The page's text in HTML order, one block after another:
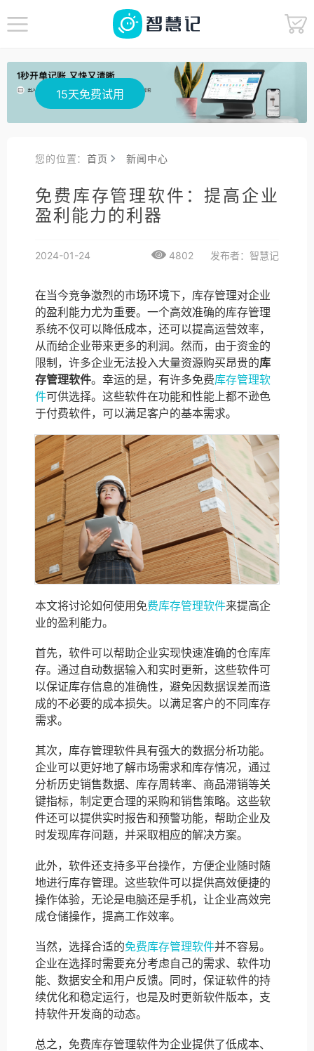
15天免费试用
您的位置：首页 新闻中心
免费库存管理软件：提高企业
盈利能力的利器
2024-01-24 4802 发布者：智慧记
在当今竞争激烈的市场环境下，库存管理对企业
的盈利能力尤为重要。一个高效准确的库存管理
系统不仅可以降低成本，还可以提高运营效率，
从而给企业带来更多的利润。然而，由于资金的
限制，许多企业无法投入大量资源购买昂贵的库
存管理软件。幸运的是，有许多免费库存管理软
件可供选择。这些软件在功能和性能上都不逊色
于付费软件，可以满足客户的基本需求。
本文将讨论如何使用免费库存管理软件来提高企
业的盈利能力。
首先，软件可以帮助企业实现快速准确的仓库库
存。通过自动数据输入和实时更新，这些软件可
以保证库存信息的准确性，避免因数据误差而造
成的不必要的成本损失。以满足客户的不同库存
需求。
其次，库存管理软件具有强大的数据分析功能。
企业可以更好地了解市场需求和库存情况，通过
分析历史销售数据、库存周转率、商品滞销等关
键指标，制定更合理的采购和销售策略。这些软
件还可以提供实时报告和预警功能，帮助企业及
时发现库存问题，并采取相应的解决方案。
此外，软件还支持多平台操作，方便企业随时随
地进行库存管理。这些软件可以提供高效便捷的
操作体验，无论是电脑还是手机，让企业高效完
成仓储操作，提高工作效率。
当然，选择合适的免费库存管理软件并不容易。
企业在选择时需要充分考虑自己的需求、软件功
能、数据安全和用户反馈。同时，保证软件的持
续优化和稳定运行，也是及时更新软件版本，支
持软件开发商的动态。
总之，免费库存管理软件为企业提供了低成本、